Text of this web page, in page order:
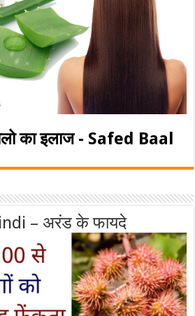
का इलाज - Safed Baal
– अरंड के फायदे